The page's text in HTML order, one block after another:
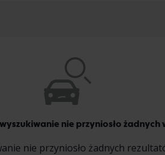
nie przyniosło żadnych
nie przyniosło żadnych